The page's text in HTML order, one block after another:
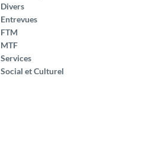
Divers
Entrevues
FTM
MTF
Services
Social et Culturel